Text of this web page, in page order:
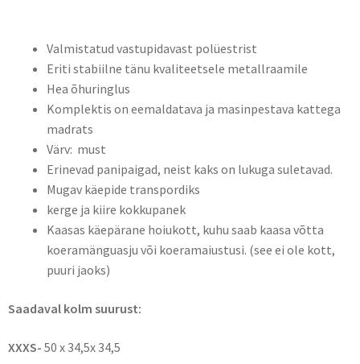
Valmistatud vastupidavast polüestrist
Eriti stabiilne tänu kvaliteetsele metallraamile
Hea õhuringlus
Komplektis on eemaldatava ja masinpestava kattega
madrats
Värv: must
Erinevad panipaigad, neist kaks on lukuga suletavad.
Mugav käepide transpordiks
kerge ja kiire kokkupanek
Kaasas käepärane hoiukott, kuhu saab kaasa võtta
koeramänguasju või koeramaiustusi. (see ei ole kott,
puuri jaoks)
Saadaval kolm suurust:
XXXS- 50 x 34,5x 34,5